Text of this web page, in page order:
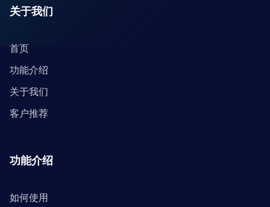
关于我们
首页
功能介绍
关于我们
客户推荐
功能介绍
如何使用